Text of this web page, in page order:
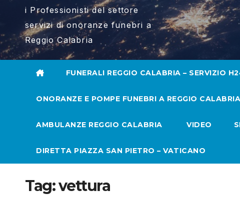
i Professionisti del settore
servizi di onoranze funebri a
Reggio Calabria
FUNERALI REGGIO CALABRIA – SERVIZIO
ONORANZE E POMPE FUNEBRI A REGGIO CALABRIA
AMBULANZE REGGIO CALABRIA VIDEO
DIRETTA PIAZZA SAN PIETRO – VATICANO
Tag:vettura